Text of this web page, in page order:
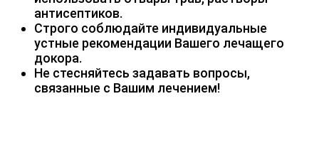
антисептиков.
Строго соблюдайте индивидуальные
устные рекомендации Вашего лечащего
докора.
Не стесняйтесь задавать вопросы,
связанные с Вашим лечением!